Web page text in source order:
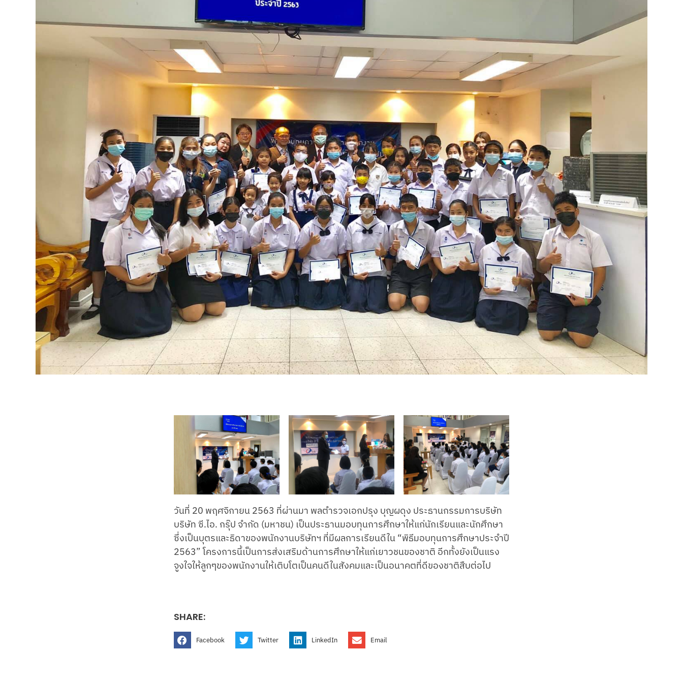
วันที่ 20 พฤศจิกายน 2563 ที่ผ่านมา พลตำรวจเอกปรุง บุญผดุง ประธานกรรมการบริษัท
บริษัท ซี.ไอ. กรุ๊ป จำกัด (มหาชน) เป็นประธานมอบทุนการศึกษาให้แก่นักเรียนและนักศึกษา
ซึ่งเป็นบุตรและธิดาของพนักงานบริษัทฯ ที่มีผลการเรียนดีใน “พิธีมอบทุนการศึกษาประจำปี
2563” โครงการนี้เป็นการส่งเสริมด้านการศึกษาให้แก่เยาวชนของชาติ อีกทั้งยังเป็นแรง
จูงใจให้ลูกๆของพนักงานให้เติบโตเป็นคนดีในสังคมและเป็นอนาคตที่ดีของชาติสืบต่อไป
SHARE:
Facebook Twitter LinkedIn Email